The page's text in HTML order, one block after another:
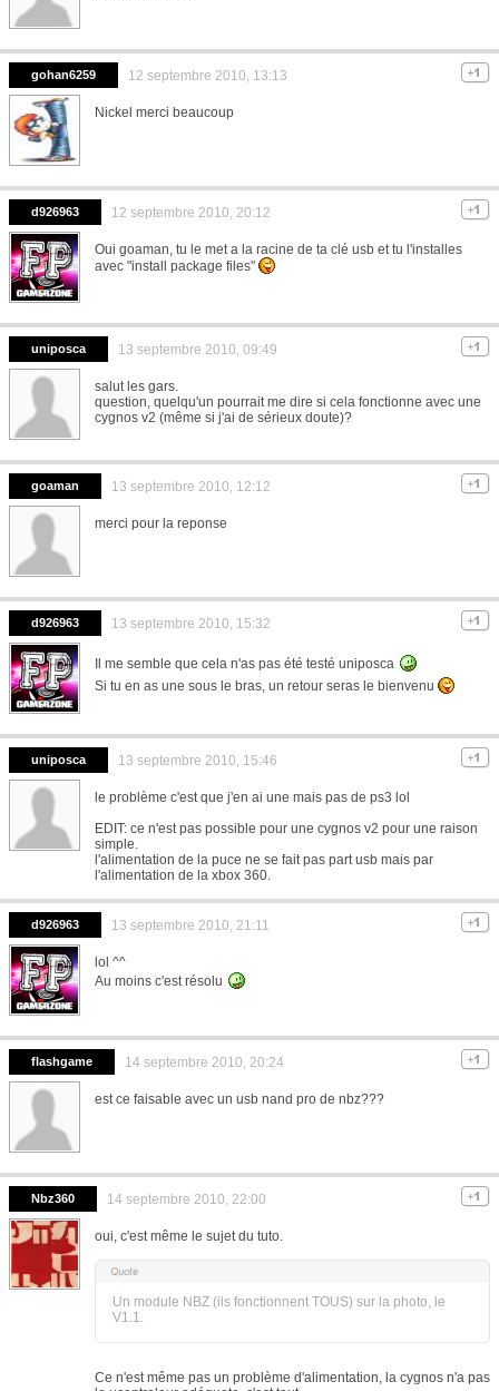
gohan6259 12 septembre 2010, 13:13
Nickel merci beaucoup
d926963 12 septembre 2010, 20:12
Oui goaman, tu le met a la racine de ta clé usb et tu l'installes
avec "install package files"
uniposca 13 septembre 2010, 09:49
salut les gars.
question, quelqu'un pourrait me dire si cela fonctionne avec une
cygnos v2 (même si j'ai de sérieux doute)?
goaman 13 septembre 2010, 12:12
merci pour la reponse
d926963 13 septembre 2010, 15:32
Il me semble que cela n'as pas été testé uniposca
Si tu en as une sous le bras, un retour seras le bienvenu
uniposca 13 septembre 2010, 15:46
le problème c'est que j'en ai une mais pas de ps3 lol
EDIT: ce n'est pas possible pour une cygnos v2 pour une raison
simple.
l'alimentation de la puce ne se fait pas part usb mais par
l'alimentation de la xbox 360.
d926963 13 septembre 2010, 21:11
lol ^^
Au moins c'est résolu
flashgame 14 septembre 2010, 20:24
est ce faisable avec un usb nand pro de nbz???
Nbz360 14 septembre 2010, 22:00
oui, c'est même le sujet du tuto.
Un module NBZ (ils fonctionnent TOUS) sur la photo, le
V1.1.
Ce n'est même pas un problème d'alimentation, la cygnos n'a pas